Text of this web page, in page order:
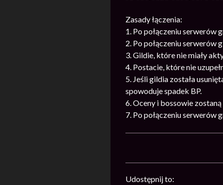
Zasady łączenia:
1. Po połączeniu serwerów
2. Po połączeniu serwerów
3. Gildie, które nie miały
4. Postacie, które nie
5. Jeśli gildia została
spowoduje spadek BP.
6. Oceny i bossowie
7. Po połączeniu serwerów
Udostępnij to: